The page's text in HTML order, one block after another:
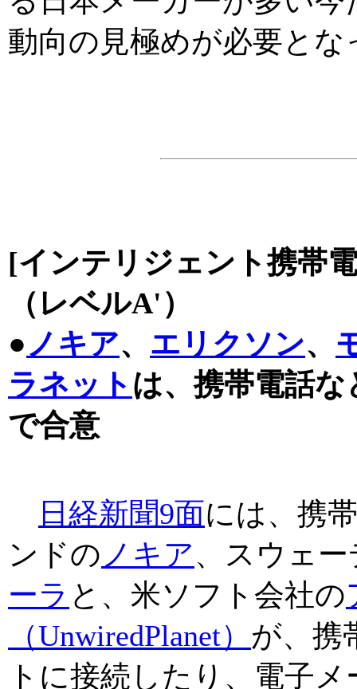
動向の見極めが必要と
[インテリジェント携帯
（レベルA'）
● ノキア、 エリクソン、
ラネット は、携帯電話
で合意
日経新聞9面には、携
ンドの ノキア、スウェ
ーラ と、米ソフト会社の
（UnwiredPlanet） が、携
トに接続したり、電子